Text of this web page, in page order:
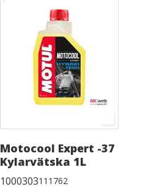
Motocool Expert -37
Kylarvätska 1L
1000303111762